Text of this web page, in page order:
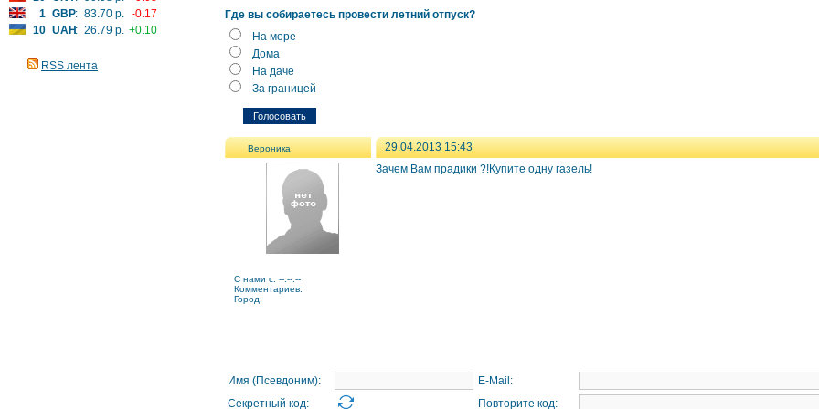
1 GBP: 83.70 р. -0.17
10 UAH: 26.79 р. +0.10
RSS лента
Где вы собираетесь провести летний отпуск?
На море
Дома
На даче
За границей
Вероника 29.04.2013 15:43
C нами с: --:--:--
Комментариев:
Город:
Зачем Вам прадики ?!Купите одну газель!
Имя (Псевдоним):
E-Mail:
Секретный код:
Повторите код: